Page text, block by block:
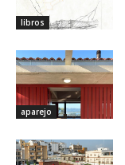
libros
aparejo